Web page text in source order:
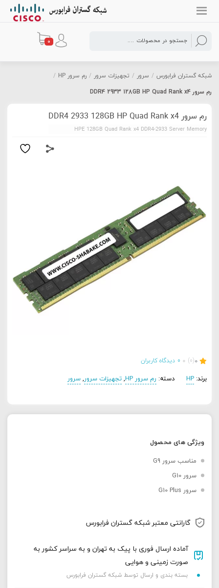
0
شبکه گستران فرابورس / سرور / تجهیزات سرور / رم سرور HP
/
رم سرور DDR4 2933 128GB HP Quad Rank x4
رم سرور DDR4 2933 128GB HP Quad Rank x4
HPE 128GB Quad Rank x4 DDR4-2933 Server Memory
0
(0)
0 دیدگاه کاربران
برند: HP دسته: رم سرور HP ,تجهیزات سرور,سرور
ویژگی های محصول
مناسب سرور G9
سرور G10
سرور G10 Plus
گارانتی معتبر شبکه گستران فرابورس
آماده ارسال فوری با پیک به تهران و به سراسر کشور به
صورت زمینی و هوایی
بسته بندی و ارسال توسط شبکه گستران فرابورس